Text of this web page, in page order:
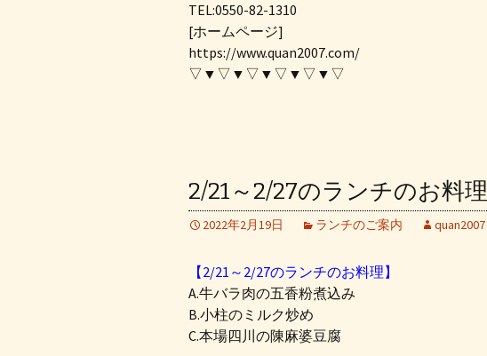
TEL:0550-82-1310
[ホームページ]
https://www.quan2007.com/
▽▼▽▼▽▼▽▼▽▼▽
2/21～2/27のランチのお料理
2022年2月19日 ランチのご案内 quan2007
【2/21～2/27のランチのお料理】
A.牛バラ肉の五香粉煮込み
B.小柱のミルク炒め
C.本場四川の陳麻婆豆腐